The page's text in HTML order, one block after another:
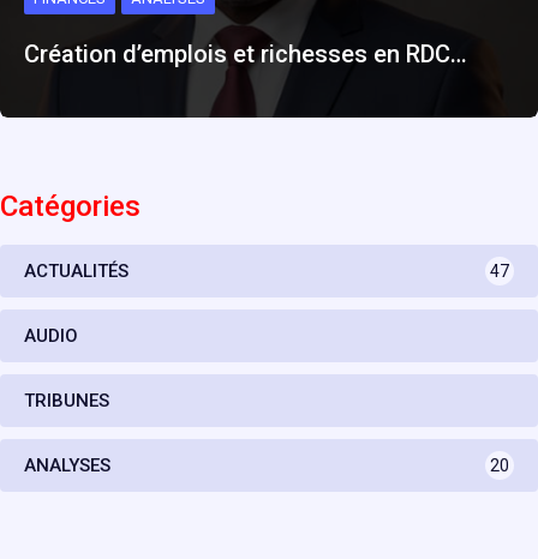
Création d’emplois et richesses en RDC…
Catégories
ACTUALITÉS 47
AUDIO
TRIBUNES
ANALYSES 20